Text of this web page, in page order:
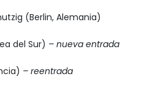
(Berlin, Alemania)
del Sur) – nueva entrada
– reentrada